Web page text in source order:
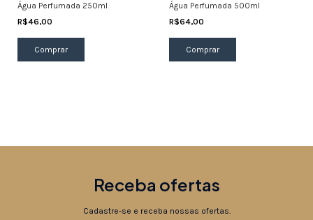
Água Perfumada 250ml
R$46,00
Comprar
Água Perfumada 500ml
R$64,00
Comprar
Receba ofertas
Cadastre-se e receba nossas ofertas.